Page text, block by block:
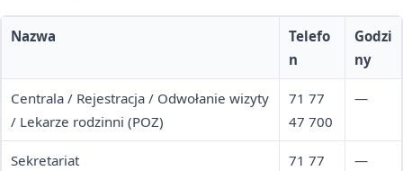
Nazwa
Telefo
n
Godzi
ny
Centrala / Rejestracja / Odwołanie wizyty
/ Lekarze rodzinni (POZ)
71 77
47 700
—
Sekretariat
71 77
—